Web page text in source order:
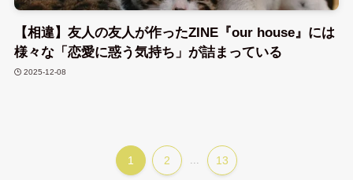
【相違】友人の友人が作ったZINE『our house』には
様々な「恋愛に惑う気持ち」が詰まっている
2025-12-08
1 2 ... 13